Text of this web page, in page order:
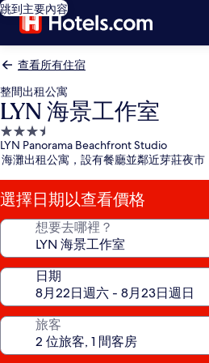
跳到主要內容
查看所有住宿
整間出租公寓
LYN 海景工作室
3.5
星
級
住
宿
LYN Panorama Beachfront Studio
海灘出租公寓，設有餐廳並鄰近芽莊夜市
選擇日期以查看價格
想要去哪裡？
日期
旅客